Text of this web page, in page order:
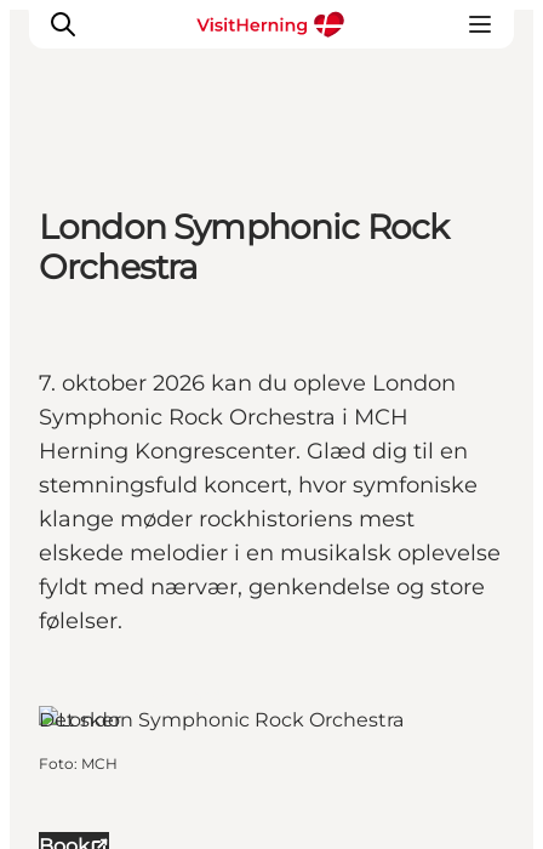
Det sker
Spis, drik og shop
Kunstlandet
Sov godt
Book overnatning
London Symphonic Rock
Orchestra
7. oktober 2026 kan du opleve London
Symphonic Rock Orchestra i MCH
Herning Kongrescenter. Glæd dig til en
stemningsfuld koncert, hvor symfoniske
klange møder rockhistoriens mest
elskede melodier i en musikalsk oplevelse
fyldt med nærvær, genkendelse og store
følelser.
Det sker
Foto: MCH